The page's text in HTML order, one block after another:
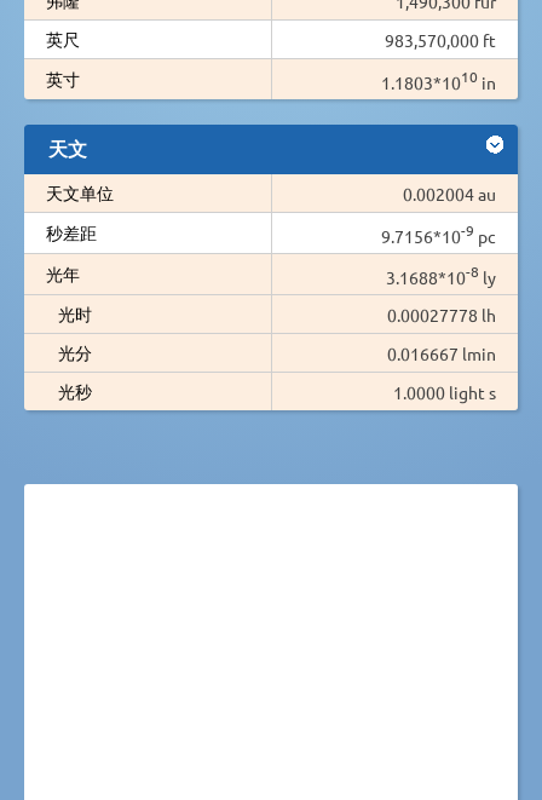
英尺
983,570,000 ft
英寸
1.1803*1010 in
天文
天文单位
0.002004 au
秒差距
9.7156*10-9 pc
光年
3.1688*10-8 ly
光时
0.00027778 lh
光分
0.016667 lmin
光秒
1.0000 light s